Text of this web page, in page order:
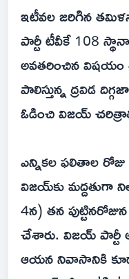
ఇటీవల జరిగిన
పార్టీ టీవీకే 108
అవతరించిన విషయం
పాలిస్తున్న ద్రవిడ
ఓడించి విజయ్
ఎన్నికల ఫలితాల రోజు
విజయ్‌కు మద్దతుగా
4న) తన
చేశారు. విజయ్ పార్టీ
ఆయన నివాసానికి కూడా